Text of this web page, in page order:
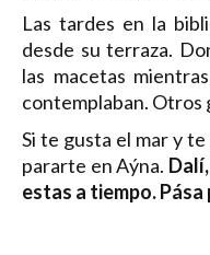
Las tardes en la
desde su terraza.
las macetas
contemplaban. Otros
Si te gusta el mar y
pararte en Aýna.
estas a tiempo. Pása